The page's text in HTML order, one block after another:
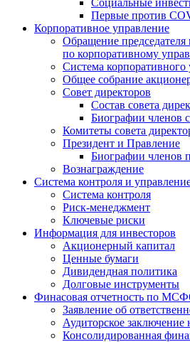
Социальные
Первые против
Корпоративное управление
Обращение председателя
по корпоративному
Система корпоративного
Общее собрание
Совет директоров
Состав совета
Биографии членов
Комитеты совета
Президент и Правление
Биографии членов
Вознаграждение
Система контроля и
Система контроля
Риск-менеджмент
Ключевые риски
Информация для инвесторов
Акционерный капитал
Ценные бумаги
Дивидендная политика
Долговые инструменты
Финасовая отчетность по
Заявление об
Аудиторское заключение
Консолидированная